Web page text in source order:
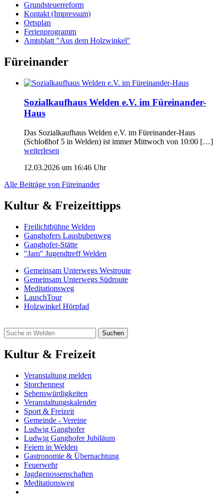
Grundsteuerreform
Kontakt (Impressum)
Ortsplan
Ferienprogramm
Amtsblatt "Aus dem Holzwinkel"
Füreinander
Sozialkaufhaus Welden e.V. im Füreinander-
Haus
Das Sozialkaufhaus Welden e.V. im Füreinander-Haus
(Schloßhof 5 in Welden) ist immer Mittwoch von 10:00 […]
weiterlesen
12.03.2026 um 16:46 Uhr
Alle Beiträge von Füreinander
Kultur & Freizeittipps
Freilicht­bühne Welden
Ganghofers Lausbubenweg
Ganghofer-Stätte
"Jam" Jugendtreff Welden
Gemeinsam Unterwegs Westroute
Gemeinsam Unterwegs Südroute
Meditationsweg
LauschTour
Holzwinkel Hörpfad
Kultur & Freizeit
Veranstaltung melden
Storchennest
Sehenswürdigkeiten
Veranstaltungskalender
Sport & Freizeit
Gemeinde - Vereine
Ludwig Ganghofer
Ludwig Ganghofer Jubiläum
Feiern in Welden
Gastronomie & Übernachtung
Feuerwehr
Jagdgenossenschaften
Meditationsweg